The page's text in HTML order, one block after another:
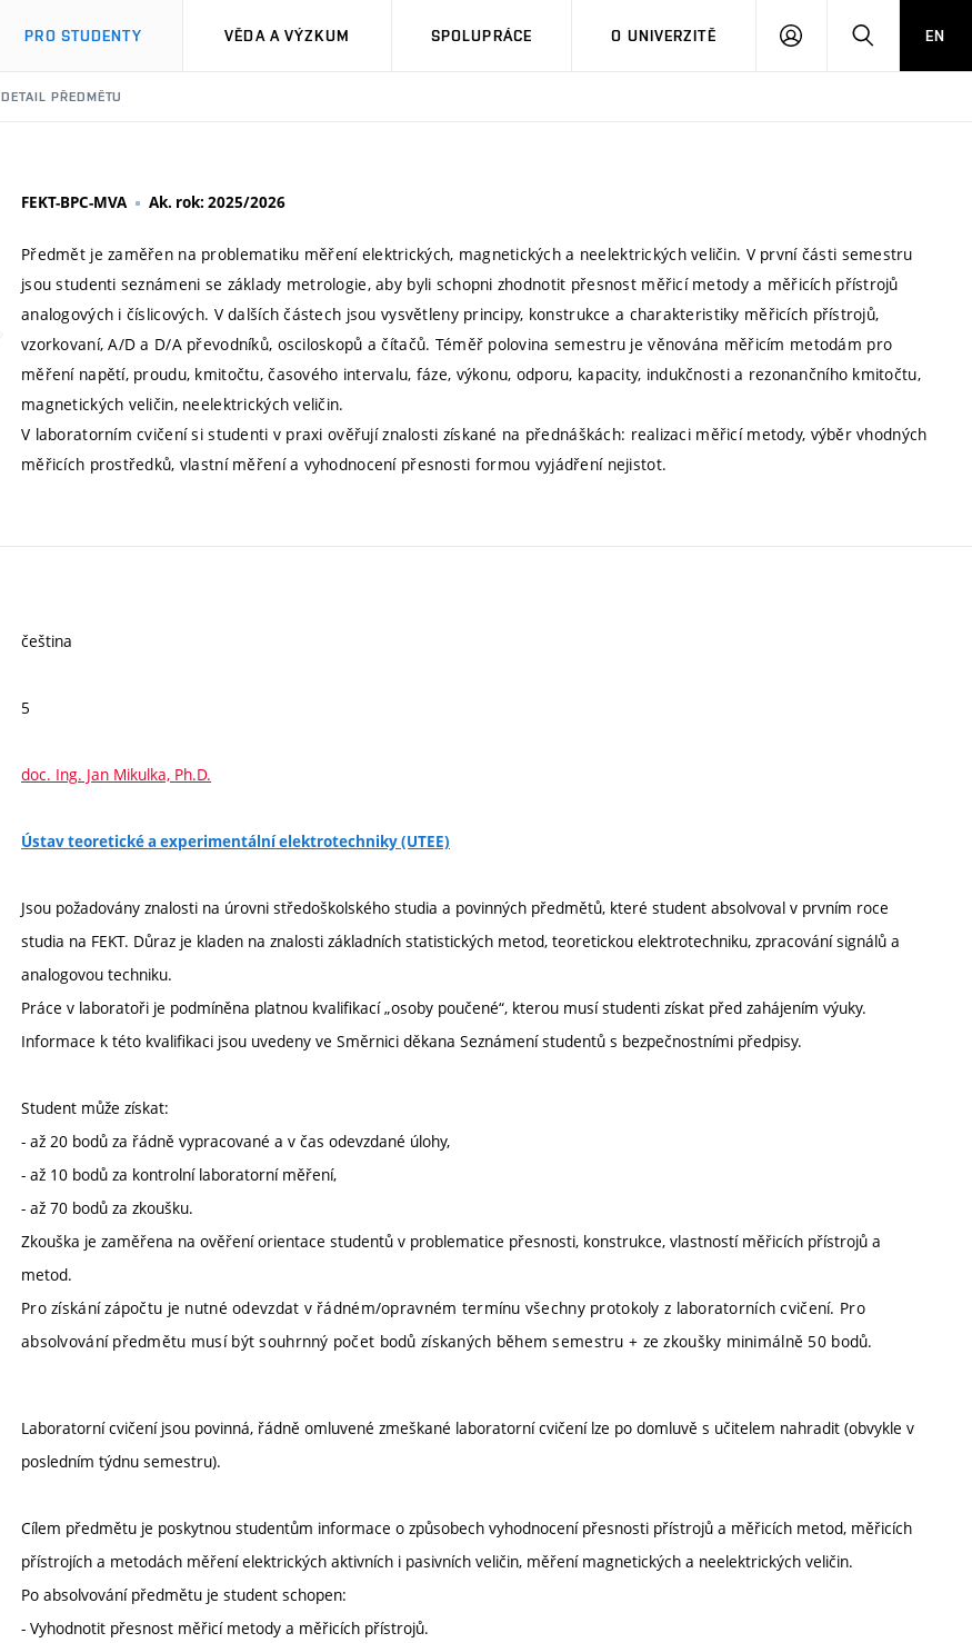
PRO STUDENTY VĚDA A VÝZKUM SPOLUPRÁCE O UNIVERZITĚ
PŘIHLÁSIT HLEDATEN
DETAIL PŘEDMĚTU
FEKT-BPC-MVA Ak. rok: 2025/2026
Předmět je zaměřen na problematiku měření elektrických, magnetických a neelektrických veličin. V první části semestru
jsou studenti seznámeni se základy metrologie, aby byli schopni zhodnotit přesnost měřicí metody a měřicích přístrojů
analogových i číslicových. V dalších částech jsou vysvětleny principy, konstrukce a charakteristiky měřicích přístrojů,
vzorkovaní, A/D a D/A převodníků, osciloskopů a čítačů. Téměř polovina semestru je věnována měřicím metodám pro
měření napětí, proudu, kmitočtu, časového intervalu, fáze, výkonu, odporu, kapacity, indukčnosti a rezonančního kmitočtu,
magnetických veličin, neelektrických veličin.
V laboratorním cvičení si studenti v praxi ověřují znalosti získané na přednáškách: realizaci měřicí metody, výběr vhodných
měřicích prostředků, vlastní měření a vyhodnocení přesnosti formou vyjádření nejistot.
čeština
5
doc. Ing. Jan Mikulka, Ph.D.
Ústav teoretické a experimentální elektrotechniky (UTEE)
Jsou požadovány znalosti na úrovni středoškolského studia a povinných předmětů, které student absolvoval v prvním roce
studia na FEKT. Důraz je kladen na znalosti základních statistických metod, teoretickou elektrotechniku, zpracování signálů a
analogovou techniku.
Práce v laboratoři je podmíněna platnou kvalifikací „osoby poučené“, kterou musí studenti získat před zahájením výuky.
Informace k této kvalifikaci jsou uvedeny ve Směrnici děkana Seznámení studentů s bezpečnostními předpisy.
Student může získat:
- až 20 bodů za řádně vypracované a v čas odevzdané úlohy,
- až 10 bodů za kontrolní laboratorní měření,
- až 70 bodů za zkoušku.
Zkouška je zaměřena na ověření orientace studentů v problematice přesnosti, konstrukce, vlastností měřicích přístrojů a
metod.
Pro získání zápočtu je nutné odevzdat v řádném/opravném termínu všechny protokoly z laboratorních cvičení. Pro
absolvování předmětu musí být souhrnný počet bodů získaných během semestru + ze zkoušky minimálně 50 bodů.
Laboratorní cvičení jsou povinná, řádně omluvené zmeškané laboratorní cvičení lze po domluvě s učitelem nahradit (obvykle v
posledním týdnu semestru).
Cílem předmětu je poskytnou studentům informace o způsobech vyhodnocení přesnosti přístrojů a měřicích metod, měřicích
přístrojích a metodách měření elektrických aktivních i pasivních veličin, měření magnetických a neelektrických veličin.
Po absolvování předmětu je student schopen:
- Vyhodnotit přesnost měřicí metody a měřicích přístrojů.